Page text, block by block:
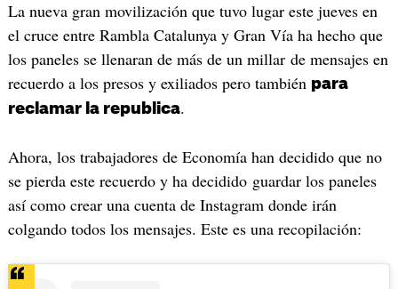
La nueva gran movilización que tuvo lugar este jueves en
el cruce entre Rambla Catalunya y Gran Vía ha hecho que
los paneles se llenaran de más de un millar de mensajes en
recuerdo a los presos y exiliados pero también para
reclamar la republica.
Ahora, los trabajadores de Economía han decidido que no
se pierda este recuerdo y ha decidido guardar los paneles
así como crear una cuenta de Instagram donde irán
colgando todos los mensajes. Este es una recopilación: